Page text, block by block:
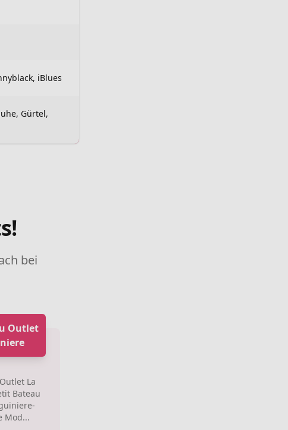
iBlues
Gürtel,
bei
Outlet
La
Bateau
Mod...